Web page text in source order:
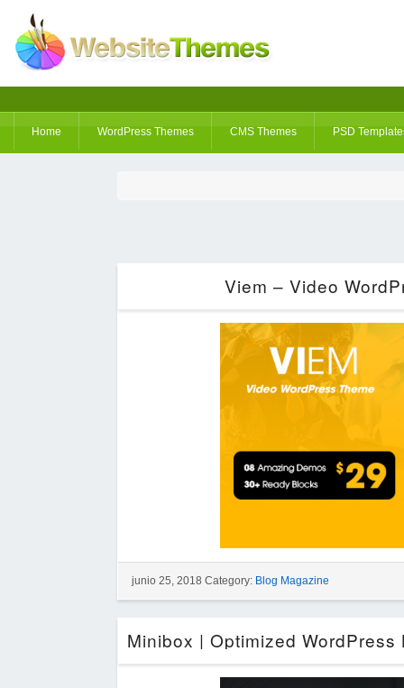
Home WordPress Themes CMS Themes PSD
Viem – Video
junio 25, 2018 Category: Blog Magazine